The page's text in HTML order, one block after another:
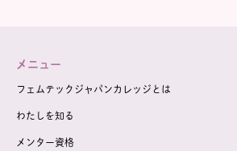
メニュー
フェムテックジャパンカレッジとは
わたしを知る
メンター資格